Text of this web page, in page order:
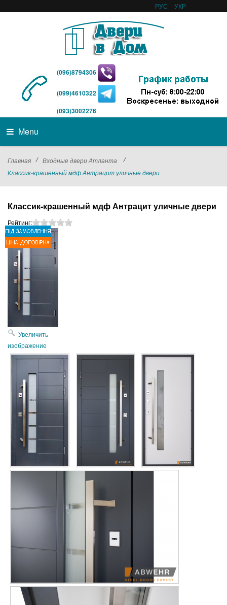
РУС УКР
(096)8794306
(099)4610322
(093)3002276
Menu
Главная / Входные двери Атланта
/
Классик-крашенный мдф Антрацит уличные двери
Классик-крашенный мдф Антрацит уличные двери
Рейтинг:
Увеличить
изображение